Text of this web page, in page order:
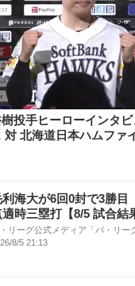
投手ヒーローインタ
対 北海道日本ハムファ
利海大が6回0封で3勝
適時三塁打【8/5 試合結
リーグ公式メディア「パ・リー
8/5 21:13